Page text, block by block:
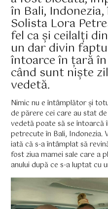
în Bali,
Solista Lora
fel ca și ceilalți
un dar divin
întoarce în țară
când sunt niște
vedetă.
Nimic nu e întâmplător și
de părere cei care au stat
vedetă poate să se întoarcă
petrecute în Bali, Indonezia.
iată că s-a întâmplat să
fost ziua mamei sale care a
anului după ce s-a luptat cu